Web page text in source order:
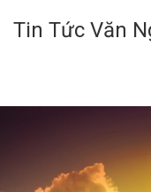
Tin Tức Văn